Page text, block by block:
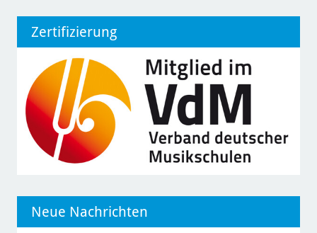
Zertifizierung
Neue Nachrichten